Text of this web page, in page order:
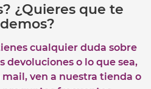
¿Quieres que te
cualquier duda sobre
devoluciones o lo que sea,
ven a nuestra tienda o